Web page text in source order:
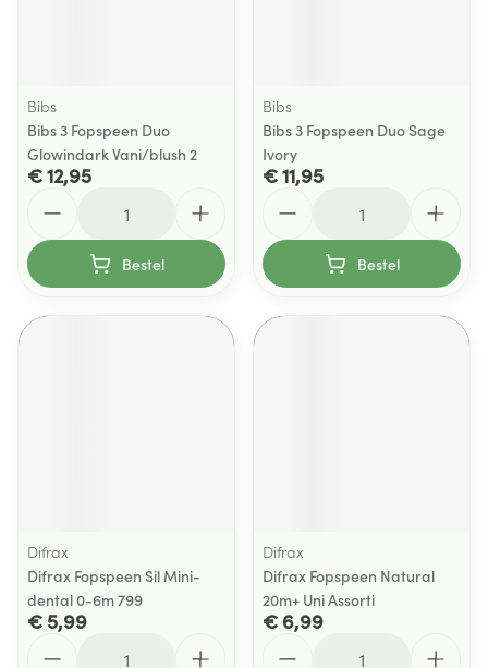
Bibs
Bibs 3 Fopspeen Duo
Glowindark Vani/blush 2
€ 12,95
Bestel
Bibs
Bibs 3 Fopspeen Duo Sage
Ivory
€ 11,95
Bestel
Difrax
Difrax Fopspeen Sil Mini-
dental 0-6m 799
€ 5,99
Difrax
Difrax Fopspeen Natural
20m+ Uni Assorti
€ 6,99